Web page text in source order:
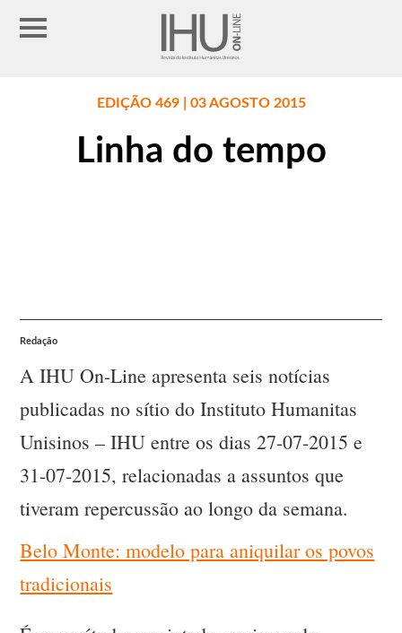
EDIÇÃO 469 | 03 AGOSTO 2015
Linha do tempo
Redação
A IHU On-Line apresenta seis notícias
publicadas no sítio do Instituto Humanitas
Unisinos – IHU entre os dias 27-07-2015 e
31-07-2015, relacionadas a assuntos que
tiveram repercussão ao longo da semana.
Belo Monte: modelo para aniquilar os povos
tradicionais